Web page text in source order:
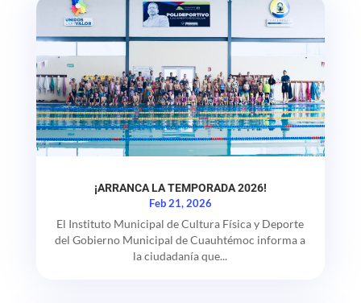
¡ARRANCA LA TEMPORADA 2026!
Feb 21, 2026
El Instituto Municipal de Cultura Física y Deporte
del Gobierno Municipal de Cuauhtémoc informa a
la ciudadanía que...